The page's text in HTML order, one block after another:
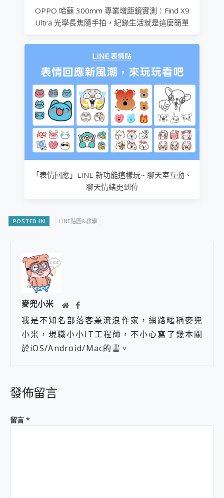
OPPO 哈蘇 300mm 專業增距鏡實測：Find X9
Ultra 光學長焦隨手拍，紀錄生活就是這麼簡單
「表情回應」LINE 新功能這樣玩~ 聊天室互動、
聊天情緒更到位
POSTED IN LINE貼圖&教學
麥兜小米
我是不知名部落客兼流浪作家，網路暱稱麥兜
小米，現職小小IT工程師，不小心寫了幾本關
於iOS/Android/Mac的書。
發佈留言
留言 *